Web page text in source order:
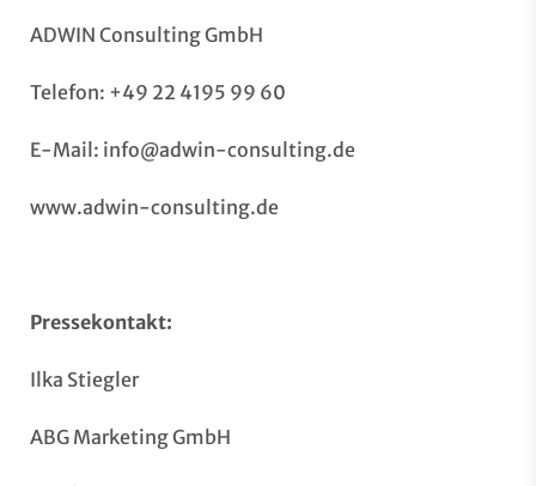
ADWIN Consulting GmbH
Telefon: +49 22 4195 99 60
E-Mail: info@adwin-consulting.de
www.adwin-consulting.de
Pressekontakt:
Ilka Stiegler
ABG Marketing GmbH